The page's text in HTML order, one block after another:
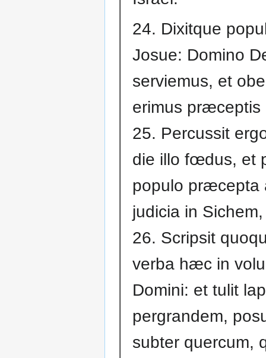
24. Dixitque
Josue: Domino
serviemus, et
erimus præceptis
25. Percussit
die illo fœdus, et
populo præcepta
judicia in Sichem,
26. Scripsit
verba hæc in
Domini: et tulit
pergrandem,
subter quercum,